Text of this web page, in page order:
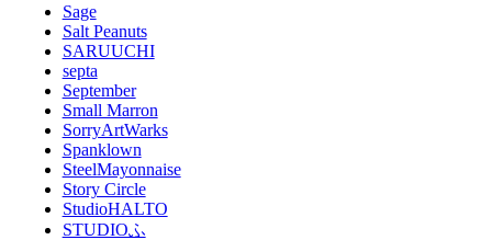
Sage
Salt Peanuts
SARUUCHI
septa
September
Small Marron
SorryArtWarks
Spanklown
SteelMayonnaise
Story Circle
StudioHALTO
STUDIOふ